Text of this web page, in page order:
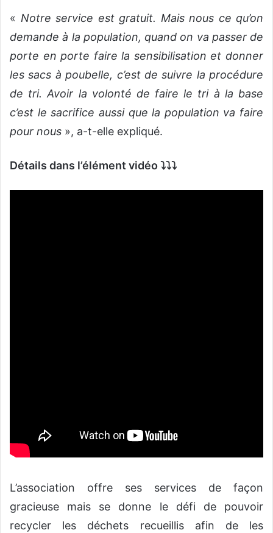
« Notre service est gratuit. Mais nous ce qu’on
demande à la population, quand on va passer de
porte en porte faire la sensibilisation et donner
les sacs à poubelle, c’est de suivre la procédure
de tri. Avoir la volonté de faire le tri à la base
c’est le sacrifice aussi que la population va faire
pour nous », a-t-elle expliqué.
Détails dans l’élément vidéo ⤵️⤵️⤵️
L’association offre ses services de façon
gracieuse mais se donne le défi de pouvoir
recycler les déchets recueillis afin de les